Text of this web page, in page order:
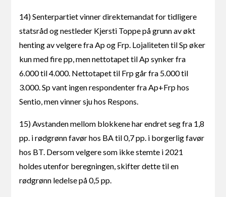
14) Senterpartiet vinner direktemandat for tidligere
statsråd og nestleder Kjersti Toppe på grunn av økt
henting av velgere fra Ap og Frp. Lojaliteten til Sp øker
kun med fire pp, men nettotapet til Ap synker fra
6.000 til 4.000. Nettotapet til Frp går fra 5.000 til
3.000. Sp vant ingen respondenter fra Ap+Frp hos
Sentio, men vinner sju hos Respons.
15) Avstanden mellom blokkene har endret seg fra 1,8
pp. i rødgrønn favør hos BA til 0,7 pp. i borgerlig favør
hos BT. Dersom velgere som ikke stemte i 2021
holdes utenfor beregningen, skifter dette til en
rødgrønn ledelse på 0,5 pp.